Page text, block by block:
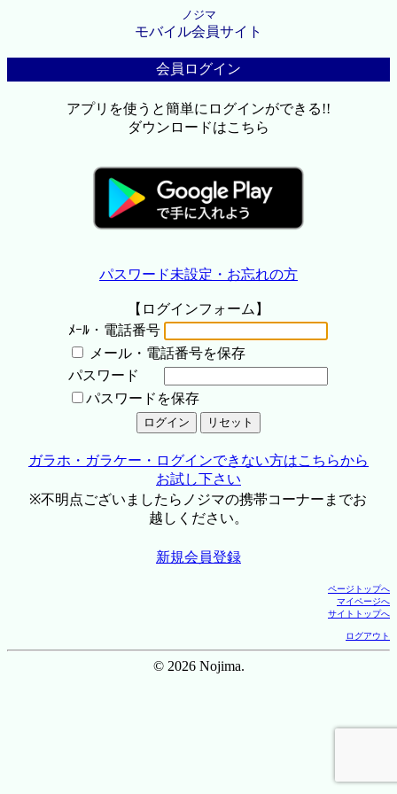
ノジマ
モバイル会員サイト
会員ログイン
アプリを使うと簡単にログインができる!!
ダウンロードはこちら
パスワード未設定・お忘れの方
【ログインフォーム】
ﾒｰﾙ・電話番号
メール・電話番号を保存
パスワード
パスワードを保存
ガラホ・ガラケー・ログインできない方はこちらから
お試し下さい
※不明点ございましたらノジマの携帯コーナーまでお
越しください。
新規会員登録
ページトップへ
マイページへ
サイトトップへ
ログアウト
© 2026 Nojima.